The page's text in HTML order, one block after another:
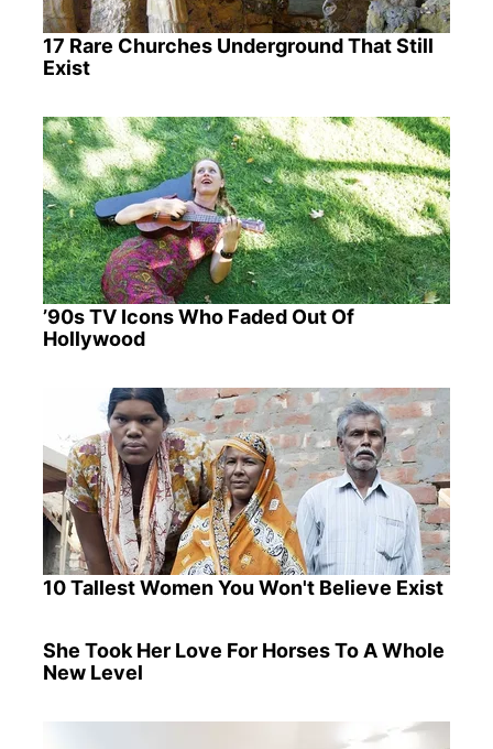
17 Rare Churches Underground That Still
Exist
’90s TV Icons Who Faded Out Of
Hollywood
10 Tallest Women You Won't Believe Exist
She Took Her Love For Horses To A Whole
New Level